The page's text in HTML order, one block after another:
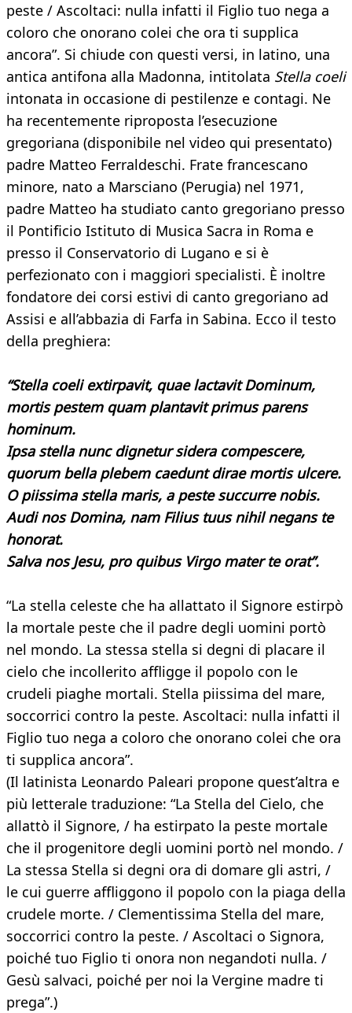
peste / Ascoltaci: nulla infatti il Figlio tuo nega a
coloro che onorano colei che ora ti supplica
ancora”. Si chiude con questi versi, in latino, una
antica antifona alla Madonna, intitolata Stella coeli
intonata in occasione di pestilenze e contagi. Ne
ha recentemente riproposta l’esecuzione
gregoriana (disponibile nel video qui presentato)
padre Matteo Ferraldeschi. Frate francescano
minore, nato a Marsciano (Perugia) nel 1971,
padre Matteo ha studiato canto gregoriano presso
il Pontificio Istituto di Musica Sacra in Roma e
presso il Conservatorio di Lugano e si è
perfezionato con i maggiori specialisti. È inoltre
fondatore dei corsi estivi di canto gregoriano ad
Assisi e all’abbazia di Farfa in Sabina. Ecco il testo
della preghiera:
“Stella coeli extirpavit, quae lactavit Dominum,
mortis pestem quam plantavit primus parens
hominum.
Ipsa stella nunc dignetur sidera compescere,
quorum bella plebem caedunt dirae mortis ulcere.
O piissima stella maris, a peste succurre nobis.
Audi nos Domina, nam Filius tuus nihil negans te
honorat.
Salva nos Jesu, pro quibus Virgo mater te orat”.
“La stella celeste che ha allattato il Signore estirpò
la mortale peste che il padre degli uomini portò
nel mondo. La stessa stella si degni di placare il
cielo che incollerito affligge il popolo con le
crudeli piaghe mortali. Stella piissima del mare,
soccorrici contro la peste. Ascoltaci: nulla infatti il
Figlio tuo nega a coloro che onorano colei che ora
ti supplica ancora”.
(Il latinista Leonardo Paleari propone quest’altra e
più letterale traduzione: “La Stella del Cielo, che
allattò il Signore, / ha estirpato la peste mortale
che il progenitore degli uomini portò nel mondo. /
La stessa Stella si degni ora di domare gli astri, /
le cui guerre affliggono il popolo con la piaga della
crudele morte. / Clementissima Stella del mare,
soccorrici contro la peste. / Ascoltaci o Signora,
poiché tuo Figlio ti onora non negandoti nulla. /
Gesù salvaci, poiché per noi la Vergine madre ti
prega”.)